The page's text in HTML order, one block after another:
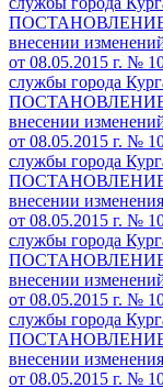
ПОСТАНОВЛЕНИЕ
внесении
от 08.05.2015 г. №
службы города
ПОСТАНОВЛЕНИЕ
внесении
от 08.05.2015 г. №
службы города
ПОСТАНОВЛЕНИЕ
внесении
от 08.05.2015 г. №
службы города
ПОСТАНОВЛЕНИЕ
внесении
от 08.05.2015 г. №
службы города
ПОСТАНОВЛЕНИЕ
внесении
от 08.05.2015 г. №